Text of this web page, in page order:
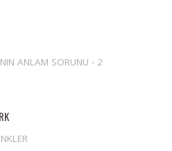
ANLAM SORUNU - 2